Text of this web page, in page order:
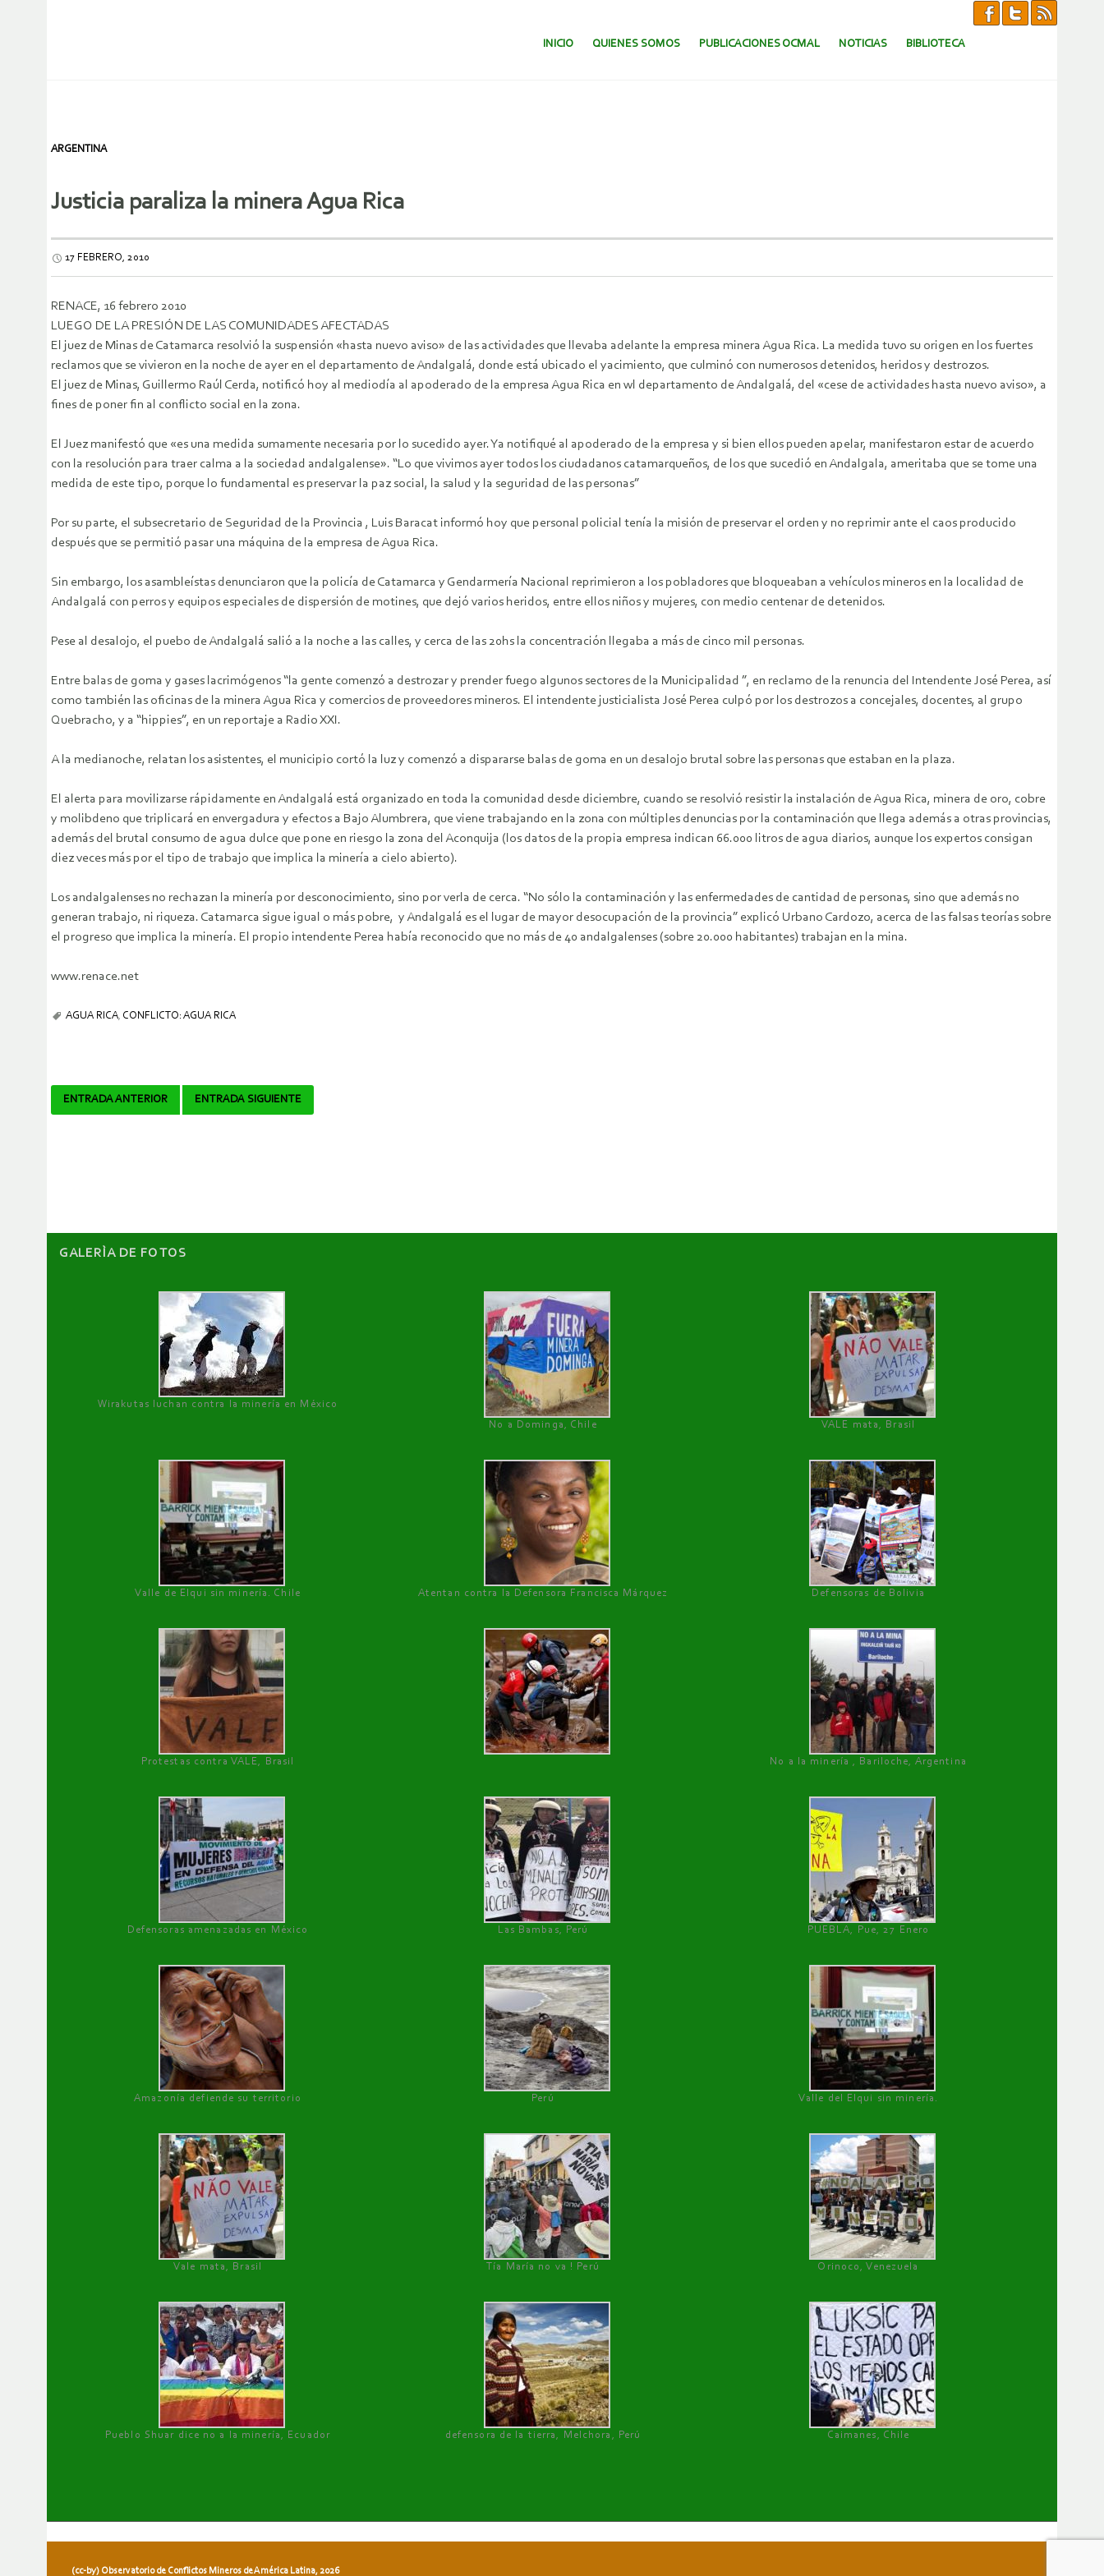
SALTAR AL CONTENIDO.
INICIO QUIENES SOMOS PUBLICACIONES OCMAL NOTICIAS BIBLIOTECA
ARGENTINA
Justicia paraliza la minera Agua Rica
17 FEBRERO, 2010
RENACE, 16 febrero 2010
LUEGO DE LA PRESIÓN DE LAS COMUNIDADES AFECTADAS
El juez de Minas de Catamarca resolvió la suspensión «hasta nuevo aviso» de las actividades que llevaba adelante la empresa minera Agua Rica. La medida tuvo su origen en los fuertes
reclamos que se vivieron en la noche de ayer en el departamento de Andalgalá, donde está ubicado el yacimiento, que culminó con numerosos detenidos, heridos y destrozos.
El juez de Minas, Guillermo Raúl Cerda, notificó hoy al mediodía al apoderado de la empresa Agua Rica en wl departamento de Andalgalá, del «cese de actividades hasta nuevo aviso», a
fines de poner fin al conflicto social en la zona.
El Juez manifestó que «es una medida sumamente necesaria por lo sucedido ayer. Ya notifiqué al apoderado de la empresa y si bien ellos pueden apelar, manifestaron estar de acuerdo
con la resolución para traer calma a la sociedad andalgalense». “Lo que vivimos ayer todos los ciudadanos catamarqueños, de los que sucedió en Andalgala, ameritaba que se tome una
medida de este tipo, porque lo fundamental es preservar la paz social, la salud y la seguridad de las personas”
Por su parte, el subsecretario de Seguridad de la Provincia , Luis Baracat informó hoy que personal policial tenía la misión de preservar el orden y no reprimir ante el caos producido
después que se permitió pasar una máquina de la empresa de Agua Rica.
Sin embargo, los asambleístas denunciaron que la policía de Catamarca y Gendarmería Nacional reprimieron a los pobladores que bloqueaban a vehículos mineros en la localidad de
Andalgalá con perros y equipos especiales de dispersión de motines, que dejó varios heridos, entre ellos niños y mujeres, con medio centenar de detenidos.
Pese al desalojo, el puebo de Andalgalá salió a la noche a las calles, y cerca de las 20hs la concentración llegaba a más de cinco mil personas.
Entre balas de goma y gases lacrimógenos “la gente comenzó a destrozar y prender fuego algunos sectores de la Municipalidad ”, en reclamo de la renuncia del Intendente José Perea, así
como también las oficinas de la minera Agua Rica y comercios de proveedores mineros. El intendente justicialista José Perea culpó por los destrozos a concejales, docentes, al grupo
Quebracho, y a “hippies”, en un reportaje a Radio XXI.
A la medianoche, relatan los asistentes, el municipio cortó la luz y comenzó a dispararse balas de goma en un desalojo brutal sobre las personas que estaban en la plaza.
El alerta para movilizarse rápidamente en Andalgalá está organizado en toda la comunidad desde diciembre, cuando se resolvió resistir la instalación de Agua Rica, minera de oro, cobre
y molibdeno que triplicará en envergadura y efectos a Bajo Alumbrera, que viene trabajando en la zona con múltiples denuncias por la contaminación que llega además a otras provincias,
además del brutal consumo de agua dulce que pone en riesgo la zona del Aconquija (los datos de la propia empresa indican 66.000 litros de agua diarios, aunque los expertos consigan
diez veces más por el tipo de trabajo que implica la minería a cielo abierto).
Los andalgalenses no rechazan la minería por desconocimiento, sino por verla de cerca. “No sólo la contaminación y las enfermedades de cantidad de personas, sino que además no
generan trabajo, ni riqueza. Catamarca sigue igual o más pobre, y Andalgalá es el lugar de mayor desocupación de la provincia” explicó Urbano Cardozo, acerca de las falsas teorías sobre
el progreso que implica la minería. El propio intendente Perea había reconocido que no más de 40 andalgalenses (sobre 20.000 habitantes) trabajan en la mina.
www.renace.net
AGUA RICA, CONFLICTO: AGUA RICA
Navegador
ENTRADA ANTERIOR ENTRADA SIGUIENTE
GALERÌA DE FOTOS
Wirakutas luchan contra la minería en México
No a Dominga, Chile
VALE mata, Brasil
Valle de Elqui sin minería. Chile Atentan contra la Defensora Francisca Márquez Defensoras de Bolivia
Protestas contra VALE, Brasil No a la minería , Bariloche, Argentina
Defensoras amenazadas en México Las Bambas, Perú PUEBLA, Pue, 27 Enero
Amazonía defiende su territorio Perú Valle del Elqui sin minería.
Vale mata, Brasil Tía María no va ! Perú Orinoco, Venezuela
Pueblo Shuar dice no a la minería, Ecuador defensora de la tierra, Melchora, Perú Caimanes, Chile
(cc-by) Observatorio de Conflictos Mineros de América Latina, 2026